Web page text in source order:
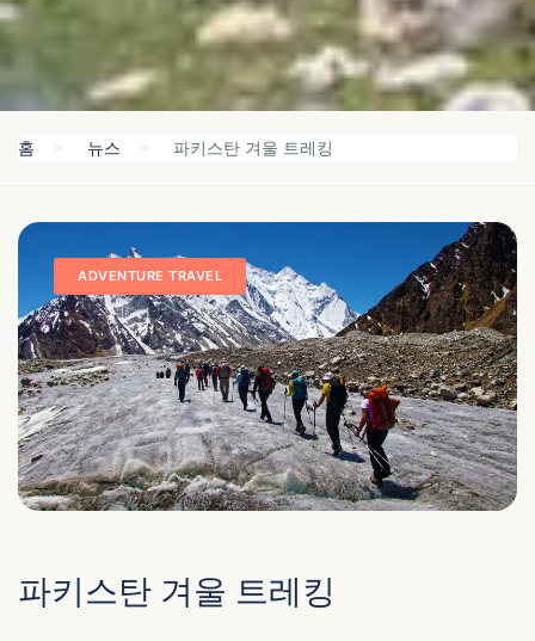
홈 뉴스 파키스탄 겨울 트레킹
ADVENTURE TRAVEL
파키스탄 겨울 트레킹